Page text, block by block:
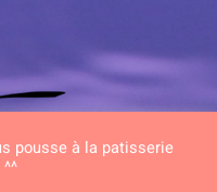
pousse à la patisserie